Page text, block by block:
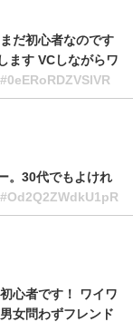
だ初心者なのです
ます VCしながらワ
#0eERoRDZVSlVR
。30代でもよけれ
#Od2Q2ZWdkU1pR
心者です！ ワイワ
女問わずフレンド